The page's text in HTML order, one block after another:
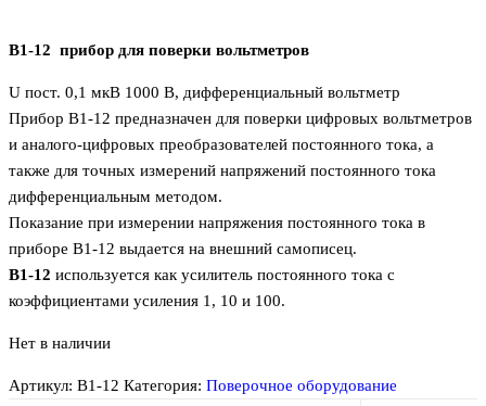
В1-12 прибор для поверки вольтметров
U пост. 0,1 мкВ 1000 В, дифференциальный вольтметр
Прибор В1-12 предназначен для поверки цифровых вольтметров
и аналого-цифровых преобразователей постоянного тока, а
также для точных измерений напряжений постоянного тока
дифференциальным методом.
Показание при измерении напряжения постоянного тока в
приборе В1-12 выдается на внешний самописец.
В1-12 используется как усилитель постоянного тока с
коэффициентами усиления 1, 10 и 100.
Нет в наличии
Артикул: В1-12 Категория: Поверочное оборудование